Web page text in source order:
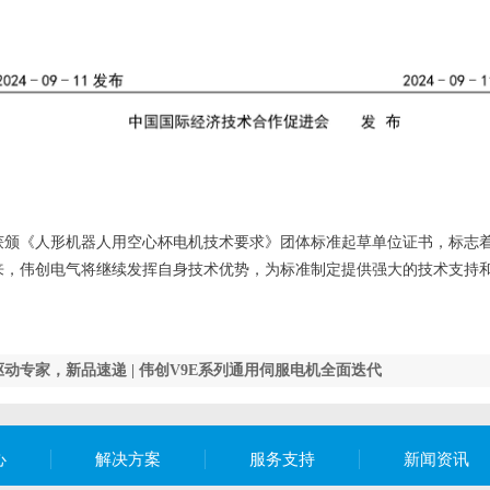
颁《人形机器人用空心杯电机技术要求》团体标准起草单位证书，标
，伟创电气将继续发挥自身技术优势，为标准制定提供强大的技术支
动专家，新品速递 | 伟创V9E系列通用伺服电机全面迭代
解决方案 服务支持 新闻资讯